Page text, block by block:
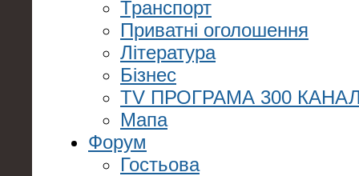
Транспорт
Приватні оголошення
Література
Бізнес
TV ПРОГРАМА 300
Мапа
Форум
Гостьова